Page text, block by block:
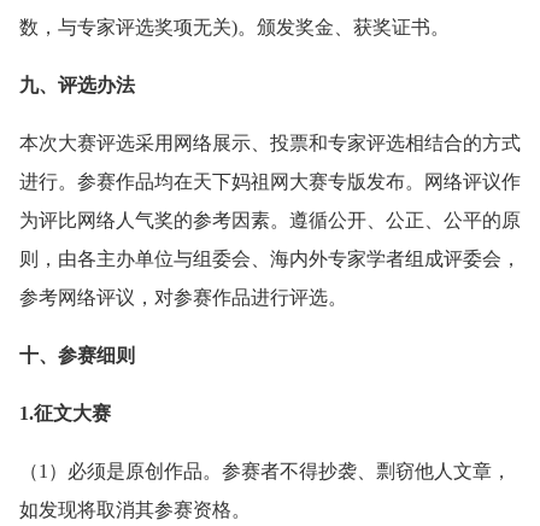
数，与专家评选奖项无关)。颁发奖金、获奖证书。
九、评选办法
本次大赛评选采用网络展示、投票和专家评选相结合的方式
进行。参赛作品均在天下妈祖网大赛专版发布。网络评议作
为评比网络人气奖的参考因素。遵循公开、公正、公平的原
则，由各主办单位与组委会、海内外专家学者组成评委会，
参考网络评议，对参赛作品进行评选。
十、参赛细则
1.征文大赛
（1）必须是原创作品。参赛者不得抄袭、剽窃他人文章，
如发现将取消其参赛资格。